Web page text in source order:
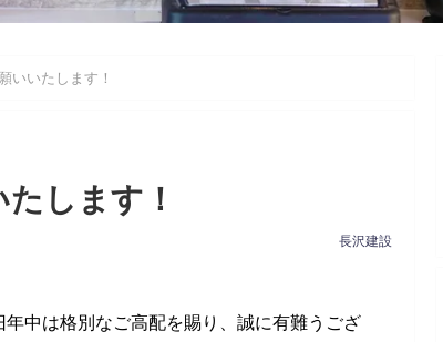
いいたします！
します！
長沢建設
中は格別なご高配を賜り、誠に有難うござ